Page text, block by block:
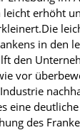
erhöht
in den
den
vor
eine
des